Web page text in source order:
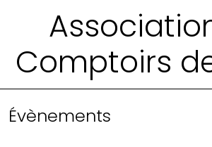
Comptoirs
Évènements